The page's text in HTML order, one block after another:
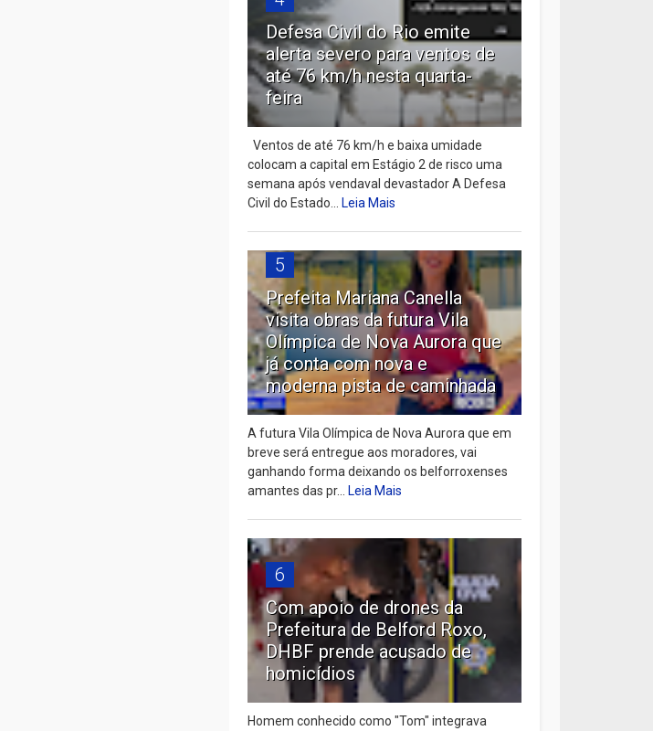
Defesa Civil do Rio emite
alerta severo para ventos de
até 76 km/h nesta quarta-
feira
Ventos de até 76 km/h e baixa umidade
colocam a capital em Estágio 2 de risco uma
semana após vendaval devastador A Defesa
Civil do Estado...Leia Mais
5
Prefeita Mariana Canella
visita obras da futura Vila
Olímpica de Nova Aurora que
já conta com nova e
moderna pista de caminhada
A futura Vila Olímpica de Nova Aurora que em
breve será entregue aos moradores, vai
ganhando forma deixando os belforroxenses
amantes das pr...Leia Mais
6
Com apoio de drones da
Prefeitura de Belford Roxo,
DHBF prende acusado de
homicídios
Homem conhecido como "Tom" integrava